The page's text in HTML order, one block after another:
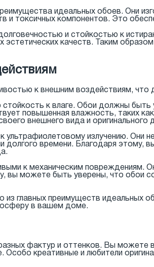
идеальных обоев. Они
и токсичных компонентов. Это
и стойкостью к
эстетических качеств. Таким
к внешним воздействиям,
стойкость к влаге. Обои должны
повышенная влажность, таких
внешнего вида и оригинального
излучению. Они
долгого времени. Благодаря этому,
к механическим повреждениям.
вы можете быть уверены, что обои
главных преимуществ идеальных
в вашем доме.
фактур и оттенков. Вы можете
Особо креативные и любители